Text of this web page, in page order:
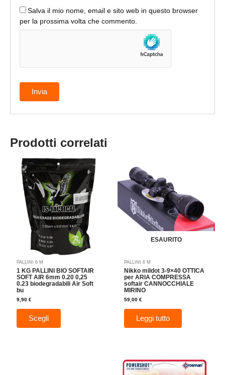
Salva il mio nome, email e sito web in questo browser
per la prossima volta che commento.
Prodotti correlati
PALLINI 6 M
1 KG PALLINI BIO SOFTAIR
SOFT AIR 6mm 0.20 0,25
0.23 biodegradabili Air Soft
bu
9,90€
Scegli
prodotto
ha
più
varianti.
Le
opzioni
possono
essere
scelte
nella
del
prodotto
ESAURITO
PALLINI 6 M
Nikko mildot 3-9×40 OTTICA
per ARIA COMPRESSA
softair CANNOCCHIALE
MIRINO
59,00€
Leggi tutto